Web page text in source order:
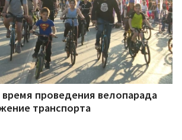
время проведения велопарада
транспорта